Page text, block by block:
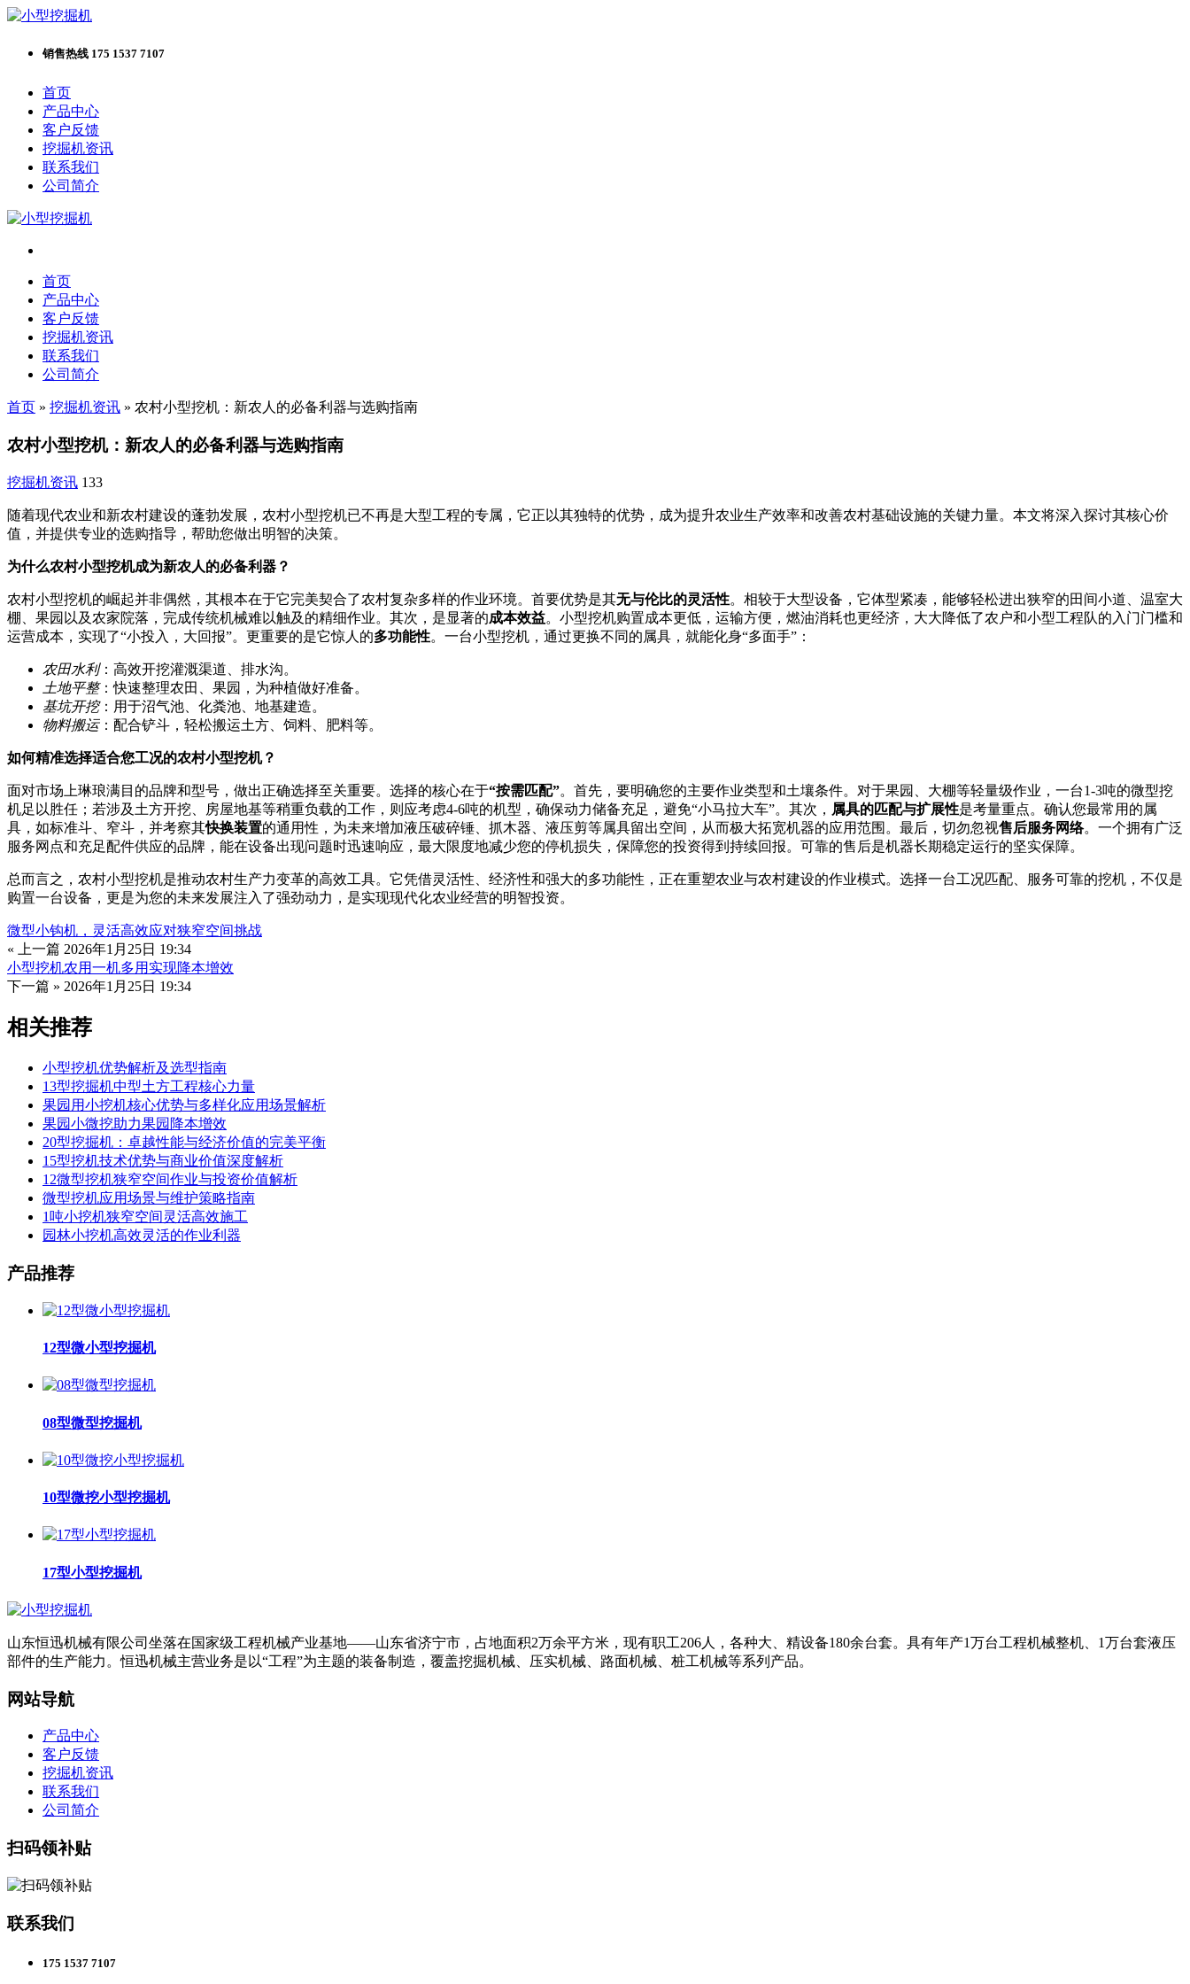
销售热线 175 1537 7107
首页
产品中心
客户反馈
挖掘机资讯
联系我们
公司简介
首页
产品中心
客户反馈
挖掘机资讯
联系我们
公司简介
首页 » 挖掘机资讯 » 农村小型挖机：新农人的必备利器与选购指南
农村小型挖机：新农人的必备利器与选购指南
挖掘机资讯 133
随着现代农业和新农村建设的蓬勃发展，农村小型挖机已不再是大型工程的专属，它正以其独特的优势，成为提升农业生产效率和改善农村基础设施的关键力量。本文将深入探讨其核心价
值，并提供专业的选购指导，帮助您做出明智的决策。
为什么农村小型挖机成为新农人的必备利器？
农村小型挖机的崛起并非偶然，其根本在于它完美契合了农村复杂多样的作业环境。首要优势是其无与伦比的灵活性。相较于大型设备，它体型紧凑，能够轻松进出狭窄的田间小道、温室大
棚、果园以及农家院落，完成传统机械难以触及的精细作业。其次，是显著的成本效益。小型挖机购置成本更低，运输方便，燃油消耗也更经济，大大降低了农户和小型工程队的入门门槛和
运营成本，实现了“小投入，大回报”。更重要的是它惊人的多功能性。一台小型挖机，通过更换不同的属具，就能化身“多面手”：
农田水利：高效开挖灌溉渠道、排水沟。
土地平整：快速整理农田、果园，为种植做好准备。
基坑开挖：用于沼气池、化粪池、地基建造。
物料搬运：配合铲斗，轻松搬运土方、饲料、肥料等。
如何精准选择适合您工况的农村小型挖机？
面对市场上琳琅满目的品牌和型号，做出正确选择至关重要。选择的核心在于“按需匹配”。首先，要明确您的主要作业类型和土壤条件。对于果园、大棚等轻量级作业，一台1-3吨的微型挖
机足以胜任；若涉及土方开挖、房屋地基等稍重负载的工作，则应考虑4-6吨的机型，确保动力储备充足，避免“小马拉大车”。其次， 属具的匹配与扩展性是考量重点。确认您最常用的属
具，如标准斗、窄斗，并考察其快换装置的通用性，为未来增加液压破碎锤、抓木器、液压剪等属具留出空间，从而极大拓宽机器的应用范围。最后，切勿忽视售后服务网络。一个拥有广泛
服务网点和充足配件供应的品牌，能在设备出现问题时迅速响应，最大限度地减少您的停机损失，保障您的投资得到持续回报。可靠的售后是机器长期稳定运行的坚实保障。
总而言之，农村小型挖机是推动农村生产力变革的高效工具。它凭借灵活性、经济性和强大的多功能性，正在重塑农业与农村建设的作业模式。选择一台工况匹配、服务可靠的挖机，不仅是
购置一台设备，更是为您的未来发展注入了强劲动力，是实现现代化农业经营的明智投资。
微型小钩机，灵活高效应对狭窄空间挑战
« 上一篇 2026年1月25日 19:34
小型挖机农用一机多用实现降本增效
下一篇 » 2026年1月25日 19:34
相关推荐
小型挖机优势解析及选型指南
13型挖掘机中型土方工程核心力量
果园用小挖机核心优势与多样化应用场景解析
果园小微挖助力果园降本增效
20型挖掘机：卓越性能与经济价值的完美平衡
15型挖机技术优势与商业价值深度解析
12微型挖机狭窄空间作业与投资价值解析
微型挖机应用场景与维护策略指南
1吨小挖机狭窄空间灵活高效施工
园林小挖机高效灵活的作业利器
产品推荐
12型微小型挖掘机
08型微型挖掘机
10型微挖小型挖掘机
17型小型挖掘机
山东恒迅机械有限公司坐落在国家级工程机械产业基地——山东省济宁市，占地面积2万余平方米，现有职工206人，各种大、精设备180余台套。具有年产1万台工程机械整机、1万台套液压
部件的生产能力。恒迅机械主营业务是以“工程”为主题的装备制造，覆盖挖掘机械、压实机械、路面机械、桩工机械等系列产品。
网站导航
产品中心
客户反馈
挖掘机资讯
联系我们
公司简介
扫码领补贴
联系我们
175 1537 7107